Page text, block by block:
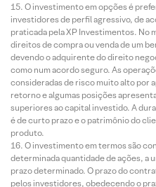
O investimento em opções é
investidores de perfil agressivo, de
praticada pela XP Investimentos. No
direitos de compra ou venda de um
devendo o adquirente do direito
como num acordo seguro. As
consideradas de risco muito alto por
retorno e algumas posições
superiores ao capital investido. A
é de curto prazo e o patrimônio do
produto.
O investimento em termos são
determinada quantidade de ações, a
prazo determinado. O prazo do
pelos investidores, obedecendo o